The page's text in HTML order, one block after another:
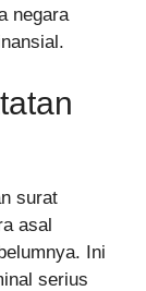
negara
surat
asal
Ini
serius